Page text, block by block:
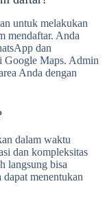
untuk melakukan
mendaftar. Anda
dan
Google Maps. Admin
Anda dengan
dalam waktu
dan kompleksitas
langsung bisa
menentukan